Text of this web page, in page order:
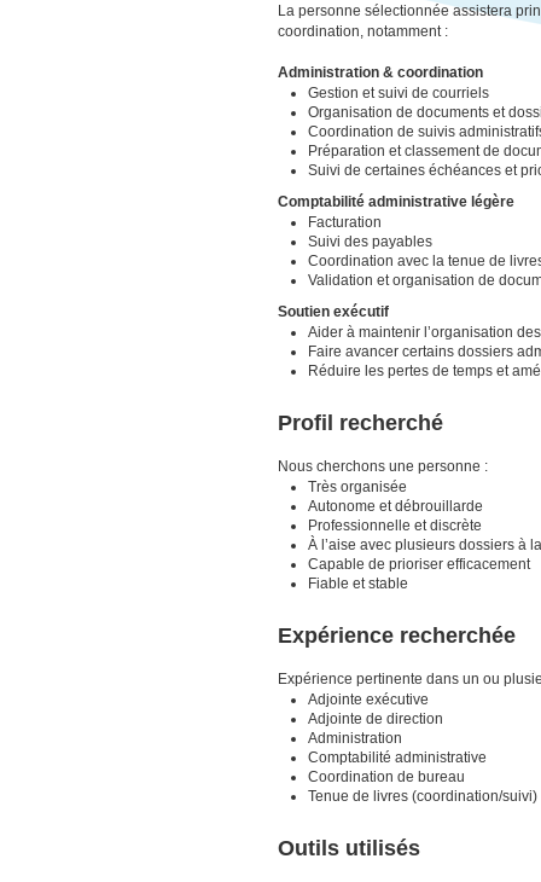
La personne sélectionnée assistera
coordination, notamment :
Administration & coordination
Gestion et suivi de courriels
Organisation de documents et
Coordination de suivis
Préparation et classement de
Suivi de certaines échéances et
Comptabilité administrative légère
Facturation
Suivi des payables
Coordination avec la tenue de
Validation et organisation de
Soutien exécutif
Aider à maintenir l’organisation
Faire avancer certains dossiers
Réduire les pertes de temps et
Profil recherché
Nous cherchons une personne :
Très organisée
Autonome et débrouillarde
Professionnelle et discrète
À l’aise avec plusieurs dossiers à
Capable de prioriser efficacement
Fiable et stable
Expérience recherchée
Expérience pertinente dans un ou
Adjointe exécutive
Adjointe de direction
Administration
Comptabilité administrative
Coordination de bureau
Tenue de livres (coordination/suivi)
Outils utilisés